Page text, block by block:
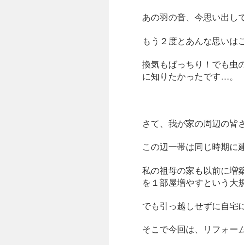
あの羽の音、今思い出し
もう２度とあんな思いは
換気もばっちり！でも虫
に知りたかったです…。
さて、我が家の周辺の皆
この辺一帯は同じ時期に
私の祖母の家も以前に増
を１部屋増やすという大
でも引っ越しせずに自宅
そこで今回は、リフォー